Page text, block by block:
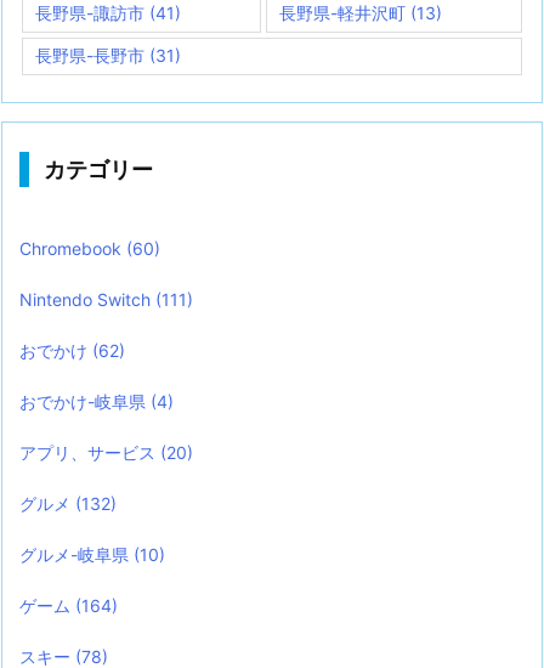
長野県-諏訪市 (41) 長野県-軽井沢町 (13)
長野県-長野市 (31)
カテゴリー
Chromebook (60)
Nintendo Switch (111)
おでかけ (62)
おでかけ-岐阜県 (4)
アプリ、サービス (20)
グルメ (132)
グルメ-岐阜県 (10)
ゲーム (164)
スキー (78)